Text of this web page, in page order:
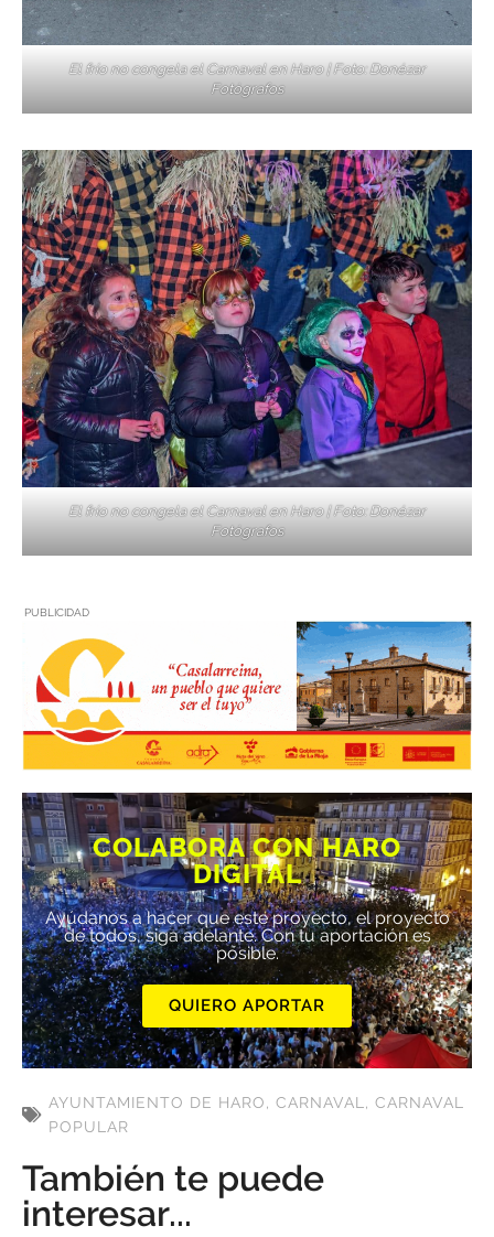
El frío no congela el Carnaval en Haro | Foto: Donézar
Fotógrafos
El frío no congela el Carnaval en Haro | Foto: Donézar
Fotógrafos
PUBLICIDAD
COLABORA CON HARO
DIGITAL
Ayúdanos a hacer que este proyecto, el proyecto
de todos, siga adelante. Con tu aportación es
posible.
QUIERO APORTAR
AYUNTAMIENTO DE HARO, CARNAVAL , CARNAVAL
POPULAR
También te puede
interesar...